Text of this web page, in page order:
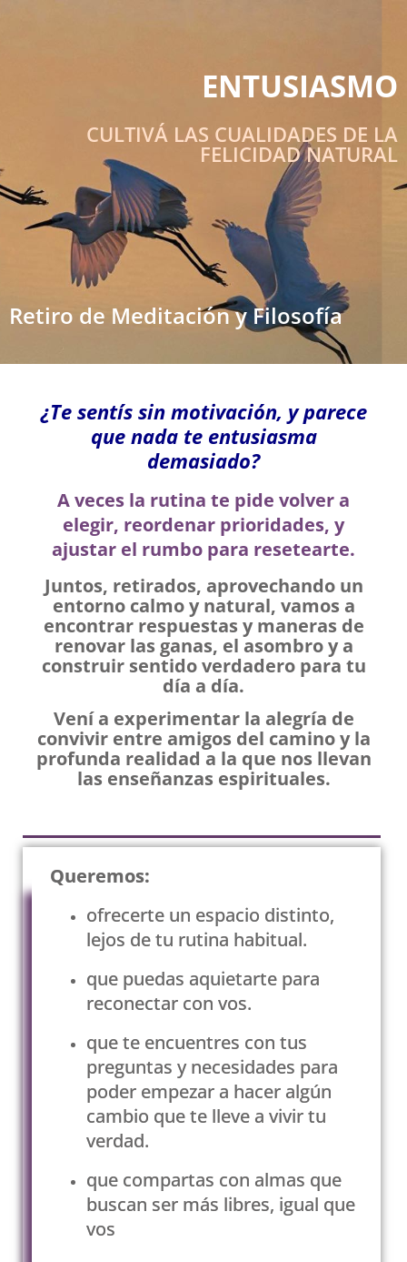
ENTUSIASMO
CULTIVÁ LAS CUALIDADES DE LA
FELICIDAD NATURAL
Retiro de Meditación y Filosofía
¿Te sentís sin motivación, y parece
que nada te entusiasma
demasiado?
A veces la rutina te pide volver a
elegir, reordenar prioridades, y
ajustar el rumbo para resetearte.
Juntos, retirados, aprovechando un
entorno calmo y natural, vamos a
encontrar respuestas y maneras de
renovar las ganas, el asombro y a
construir sentido verdadero para tu
día a día.
Vení a experimentar la alegría de
convivir entre amigos del camino y la
profunda realidad a la que nos llevan
las enseñanzas espirituales.
Queremos:
ofrecerte un espacio distinto,
lejos de tu rutina habitual.
que puedas aquietarte para
reconectar con vos.
que te encuentres con tus
preguntas y necesidades para
poder empezar a hacer algún
cambio que te lleve a vivir tu
verdad.
que compartas con almas que
buscan ser más libres, igual que
vos